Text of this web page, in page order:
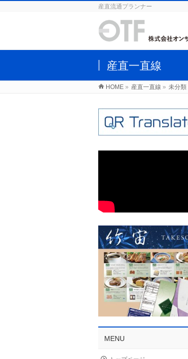
産直流通プランナー
産直一直線
HOME » 産直一直線 » 未分類
MENU